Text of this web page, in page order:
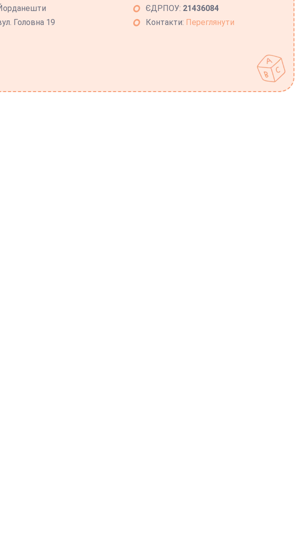
Головна 19
ЄДРПОУ: 21436084
Контакти: Переглянути